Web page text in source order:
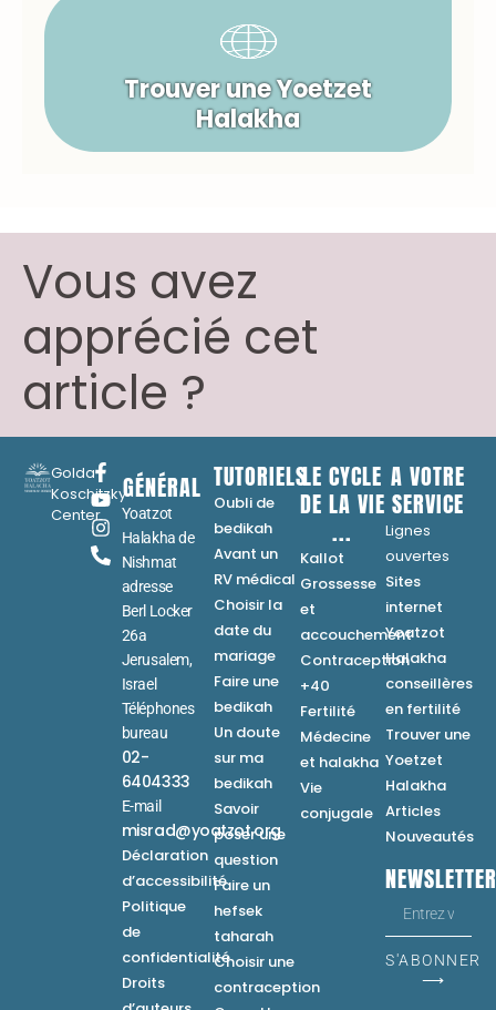
Trouver une Yoetzet
Halakha
Vous avez
apprécié cet
article ?
Golda
Koschitzky
Center
GÉNÉRAL
Yoatzot
Halakha de
Nishmat
adresse
Berl Locker
26a
Jerusalem,
Israel
Téléphones
bureau
02-
6404333
E-mail
misrad@yoatzot.org
Déclaration
d’accessibilité
Politique
de
confidentialité
Droits
TUTORIELS
Oubli de
bedikah
Avant un
RV médical
Choisir la
date du
mariage
Faire une
bedikah
Un doute
sur ma
bedikah
Savoir
poser une
question
Faire un
hefsek
taharah
Choisir une
contraception
LE CYCLE
DE LA VIE
...
Kallot
Grossesse
et
accouchement
Contraception
+40
Fertilité
Médecine
et halakha
Vie
conjugale
A VOTRE
SERVICE
Lignes
ouvertes
Sites
internet
Yoatzot
Halakha
conseillères
en fertilité
Trouver une
Yoetzet
Halakha
Articles
Nouveautés
S'ABONNER
⟶